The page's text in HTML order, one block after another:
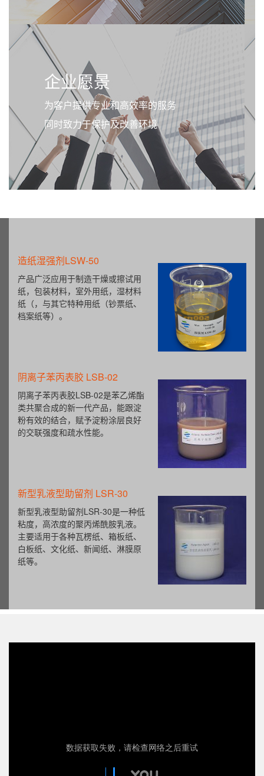
企业愿景
为客户提供专业和高效率的服务
同时致力于保护及改善环境
造纸湿强剂LSW-50
产品广泛应用于制造干燥或擦试用
纸，包装材料，室外用纸，湿材料
纸（，与其它特种用纸（钞票纸、
档案纸等）。
阴离子苯丙表胶 LSB-02
阴离子苯丙表胶LSB-02是苯乙烯酯
类共聚合成的新一代产品，能跟淀
粉有效的结合，赋予淀粉涂层良好
的交联强度和疏水性能。
新型乳液型助留剂 LSR-30
新型乳液型助留剂LSR-30是一种低
粘度，高浓度的聚丙烯酰胺乳液。
主要适用于各种瓦楞纸、箱板纸、
白板纸、文化纸、新闻纸、淋膜原
纸等。